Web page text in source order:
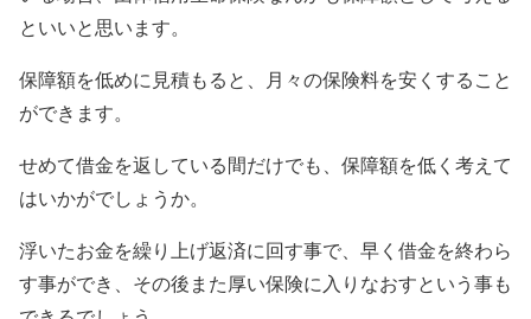
といいと思います。
保障額を低めに見積もると、月々の保険料を安くすること
ができます。
せめて借金を返している間だけでも、保障額を低く考えて
はいかがでしょうか。
浮いたお金を繰り上げ返済に回す事で、早く借金を終わら
す事ができ、その後また厚い保険に入りなおすという事も